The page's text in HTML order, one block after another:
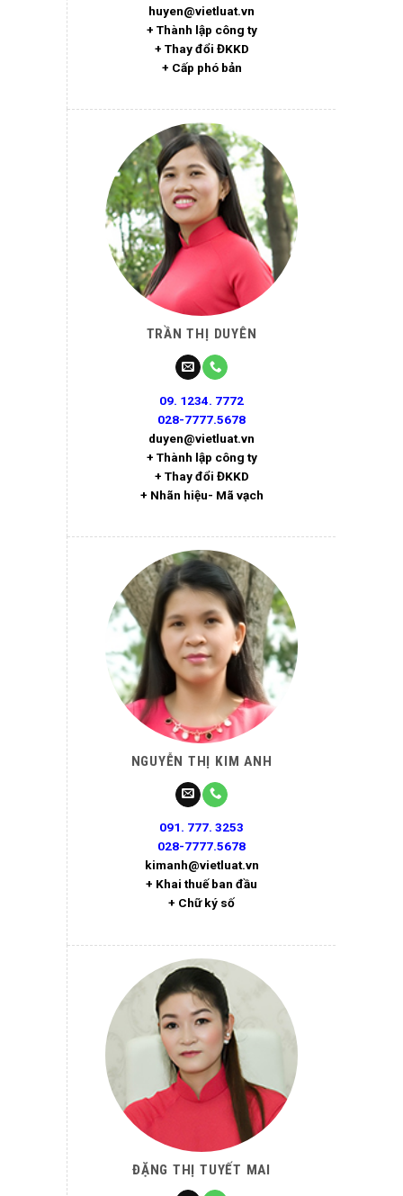
huyen@vietluat.vn
+ Thành lập công ty
+ Thay đổi ĐKKD
+ Cấp phó bản
TRẦN THỊ DUYÊN
09. 1234. 7772
028-7777.5678
duyen@vietluat.vn
+ Thành lập công ty
+ Thay đổi ĐKKD
+ Nhãn hiệu- Mã vạch
NGUYỄN THỊ KIM ANH
091. 777. 3253
028-7777.5678
kimanh@vietluat.vn
+ Khai thuế ban đầu
+ Chữ ký số
ĐẶNG THỊ TUYẾT MAI